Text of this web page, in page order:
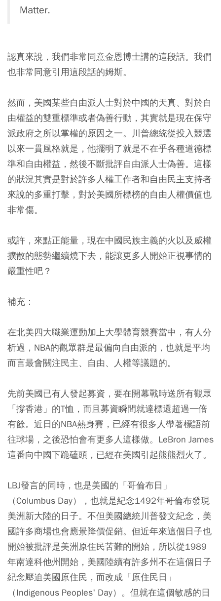
Matter.
認真來說，我們非常同意金恩博士講的這段話。我們
也非常同意引用這段話的姆斯。
然而，美國某些自由派人士對於中國的天真、對於自
由權益的雙重標準或者偽善行動，其實就是現在保守
派政府之所以掌權的原因之一。川普總統從投入競選
以來一貫風格就是，他擺明了就是不在乎各種道德標
準和自由權益，然後不斷批評自由派人士偽善。這樣
的狀況其實是對於許多人權工作者和自由民主支持者
來說的多重打擊，對於美國所標榜的自由人權價值也
非常傷。
或許，來點正能量， 現在中國民族主義的火以及威權
擴散的態勢繼續燒下去，能讓更多人開始正視事情的
嚴重性吧？
補充：
在北美四大職業運動加上大學體育競賽當中，有人分
析過， NBA的觀眾群是最偏向自由派的，也就是平均
而言最會關注民主、自由、人權等議題的。
先前美國已有人發起募資，要在開幕戰時送所有觀眾
「撐香港」的T恤，而且募資瞬間就達標還超過一倍
有餘。近日的NBA熱身賽，已經有很多人帶著標語前
往球場，之後恐怕會有更多人這樣做。LeBron James
這番向中國下跪磕頭，已經在美國引起熊熊烈火了。
LBJ發言的同時，也是美國的「哥倫布日」
（Columbus Day），也就是紀念1492年哥倫布發現
美洲新大陸的日子。不但美國總統川普發文紀念，美
國許多商場也會應景降價促銷。但近年來這個日子也
開始被批評是美洲原住民苦難的開始，所以從1989
年南達科他州開始，美國陸續有許多州不在這個日子
紀念壓迫美國原住民，而改成「原住民日」
（Indigenous Peoples' Day）。但就在這個敏感的日